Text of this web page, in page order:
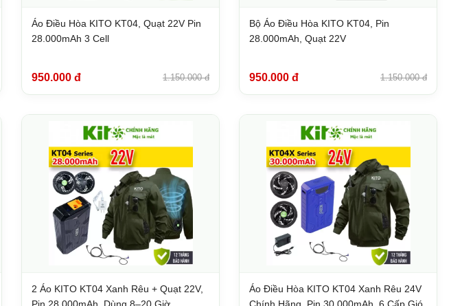
Áo Điều Hòa KITO KT04, Quạt 22V Pin
28.000mAh 3 Cell
950.000 đ 1.150.000 đ
Bộ Áo Điều Hòa KITO KT04, Pin
28.000mAh, Quạt 22V
950.000 đ 1.150.000 đ
2 Áo KITO KT04 Xanh Rêu + Quạt 22V,
Pin 28.000mAh, Dùng 8–20 Giờ
Áo Điều Hòa KITO KT04 Xanh Rêu 24V
Chính Hãng, Pin 30.000mAh, 6 Cấp Gió